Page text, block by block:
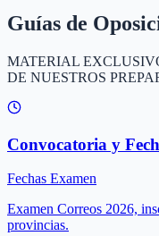
Guías de
MATERIAL
DE NUESTROS
Convocatoria y
Fechas Examen
Examen Correos 2026,
provincias.